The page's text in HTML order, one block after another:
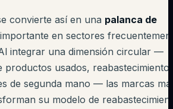
convierte así en una palanca de
importante en sectores
integrar una dimensión circular —
productos usados, reabastecimiento
de segunda mano — las marcas
su modelo de